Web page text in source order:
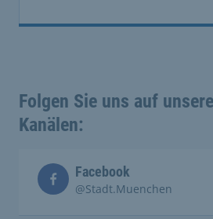
Folgen Sie uns auf
Kanälen:
Facebook
@Stadt.Muenchen